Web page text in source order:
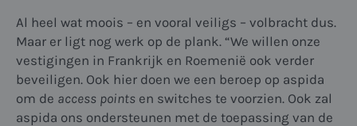
Al heel wat moois – en vooral veiligs – volbracht dus.
Maar er ligt nog werk op de plank. “We willen onze
vestigingen in Frankrijk en Roemenië ook verder
beveiligen. Ook hier doen we een beroep op aspida
om de access points en switches te voorzien. Ook zal
aspida ons ondersteunen met de toepassing van de